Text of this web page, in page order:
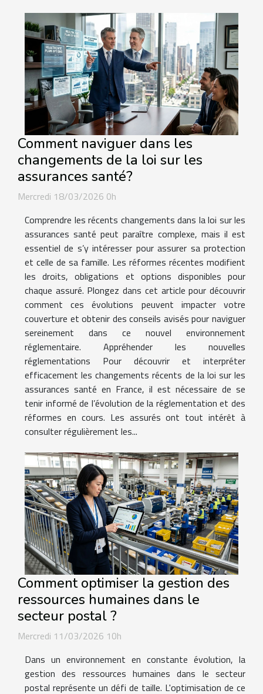
Comment naviguer dans les
changements de la loi sur les
assurances santé?
Mercredi 18/03/2026 0h
Comprendre les récents changements dans la loi sur les
assurances santé peut paraître complexe, mais il est
essentiel de s’y intéresser pour assurer sa protection
et celle de sa famille. Les réformes récentes modifient
les droits, obligations et options disponibles pour
chaque assuré. Plongez dans cet article pour découvrir
comment ces évolutions peuvent impacter votre
couverture et obtenir des conseils avisés pour naviguer
sereinement dans ce nouvel environnement
réglementaire. Appréhender les nouvelles
réglementations Pour découvrir et interpréter
efficacement les changements récents de la loi sur les
assurances santé en France, il est nécessaire de se
tenir informé de l’évolution de la réglementation et des
réformes en cours. Les assurés ont tout intérêt à
consulter régulièrement les...
Comment optimiser la gestion des
ressources humaines dans le
secteur postal ?
Mercredi 11/03/2026 10h
Dans un environnement en constante évolution, la
gestion des ressources humaines dans le secteur
postal représente un défi de taille. L'optimisation de ce